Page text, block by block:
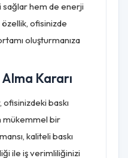
sağlar hem de enerji
ofisinizde
oluşturmanıza
Alma Kararı
baskı
mükemmel bir
kaliteli baskı
ile iş verimliliğinizi